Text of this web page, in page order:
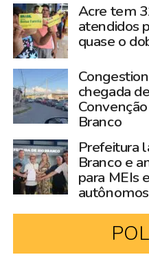
Acre tem
atendidos
quase o
chegada
Branco
Prefeitura
Branco e
para MEIs
autônomos